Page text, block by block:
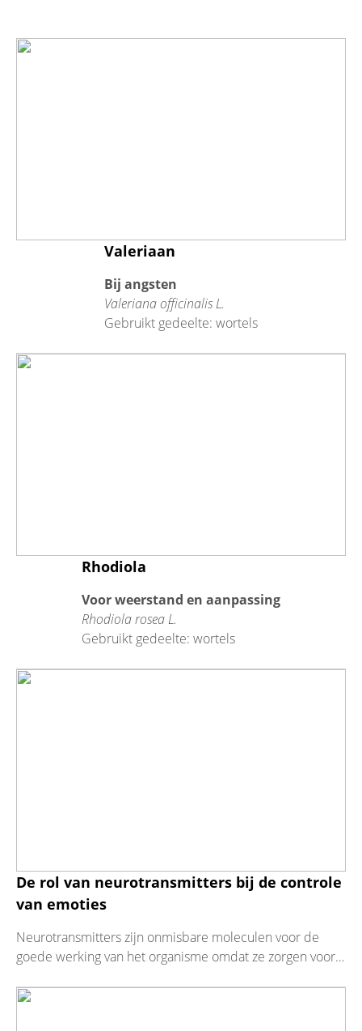
Valeriaan
Bij angsten
Valeriana officinalis L.
Gebruikt gedeelte: wortels
Rhodiola
Voor weerstand en aanpassing
Rhodiola rosea L.
Gebruikt gedeelte: wortels
De rol van neurotransmitters bij de controle
van emoties
Neurotransmitters zijn onmisbare moleculen voor de
goede werking van het organisme omdat ze zorgen voor